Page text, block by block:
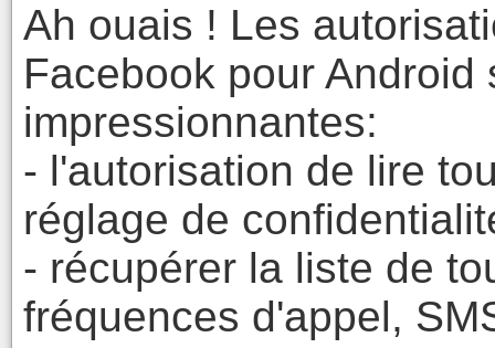
Ah ouais ! Les
Facebook pour Android
impressionnantes:
- l'autorisation de lire
réglage de
- récupérer la liste de
fréquences d'appel,